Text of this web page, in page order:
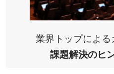
業界トップによ
課題解決のヒ